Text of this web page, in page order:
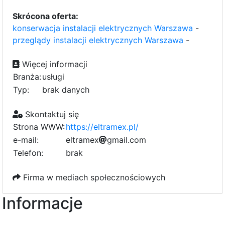
Skrócona oferta:
konserwacja instalacji elektrycznych Warszawa -
przeglądy instalacji elektrycznych Warszawa -
Więcej informacji
Branża:usługi
Typ:
brak danych
Skontaktuj się
Strona WWW:https://eltramex.pl/
e-mail:
e
elta
ramex g0
mail.com
Telefon:
brak
Firma w mediach społecznościowych
Informacje